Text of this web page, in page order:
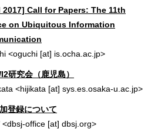
Call for Papers: The 11th
on Ubiquitous Information
<oguchi [at] is.ocha.ac.jp>
究会（鹿児島）
<hijikata [at] sys.es.osaka-u.ac.jp>
登録について
<dbsj-office [at] dbsj.org>